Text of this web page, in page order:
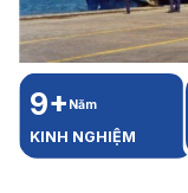
9+ Năm
KINH NGHIỆM